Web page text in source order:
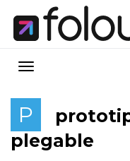
P
plegable